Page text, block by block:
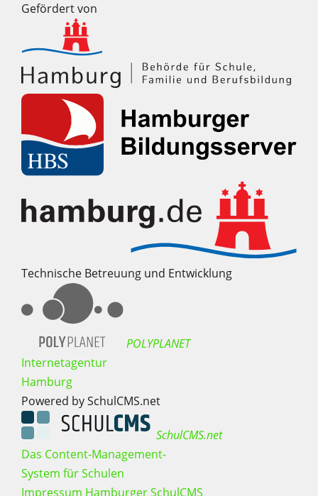
Gefördert von
Technische Betreuung und Entwicklung
POLYPLANET
Internetagentur
Hamburg
Powered by SchulCMS.net
SchulCMS.net
Das Content-Management-
System für Schulen
Impressum Hamburger SchulCMS